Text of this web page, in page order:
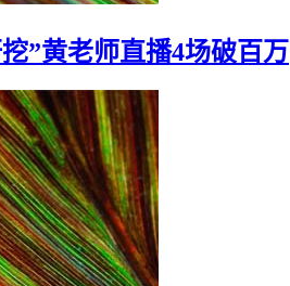
”黄老师直播4场破百万